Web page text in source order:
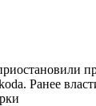
Ранее